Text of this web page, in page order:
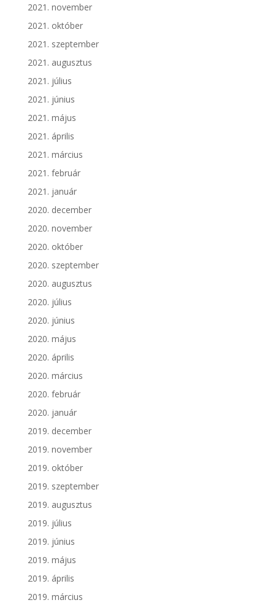
2021. november
2021. október
2021. szeptember
2021. augusztus
2021. július
2021. június
2021. május
2021. április
2021. március
2021. február
2021. január
2020. december
2020. november
2020. október
2020. szeptember
2020. augusztus
2020. július
2020. június
2020. május
2020. április
2020. március
2020. február
2020. január
2019. december
2019. november
2019. október
2019. szeptember
2019. augusztus
2019. július
2019. június
2019. május
2019. április
2019. március